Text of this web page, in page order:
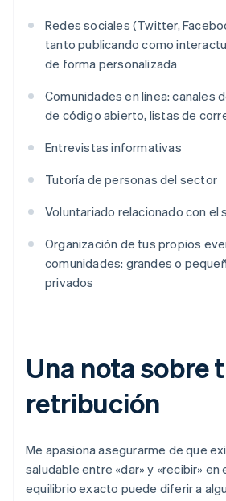
Redes sociales (Twitter,
tanto publicando como
de forma personalizada
Comunidades en línea: canales
de código abierto, listas de
Entrevistas informativas
Tutoría de personas del sector
Voluntariado relacionado con el
Organización de tus propios
comunidades: grandes o
privados
Una nota sobre
retribución
Me apasiona asegurarme de que
saludable entre «dar» y «recibir» en
equilibrio exacto puede diferir a